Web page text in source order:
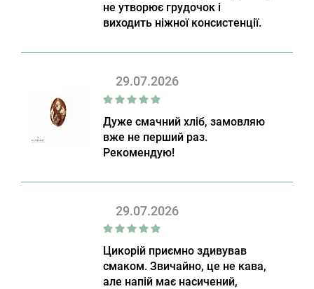
не утворює грудочок і
виходить ніжної консистенції.
29.07.2026
Дуже смачний хліб, замовляю
вже не перший раз.
Рекомендую!
29.07.2026
Цикорій приємно здивував
смаком. Звичайно, це не кава,
але напій має насичений,